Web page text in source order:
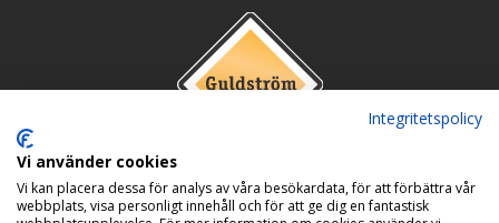
Integritetspolicy
Vi använder cookies
Vi kan placera dessa för analys av våra besökardata, för att förbättra vår
webbplats, visa personligt innehåll och för att ge dig en fantastisk